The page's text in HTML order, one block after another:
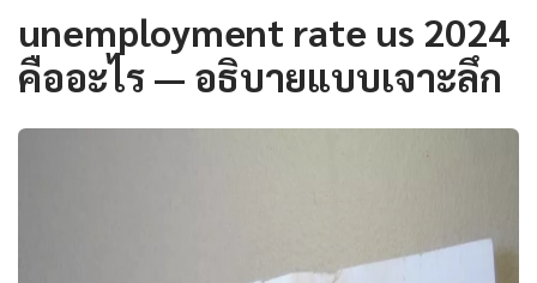
unemployment rate us 2024
คืออะไร — อธิบายแบบเจาะลึก